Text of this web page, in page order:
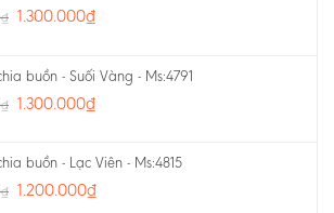
₫ 1.300.000₫
buồn - Suối Vàng - Ms:4791
₫ 1.300.000₫
buồn - Lạc Viên - Ms:4815
₫ 1.200.000₫